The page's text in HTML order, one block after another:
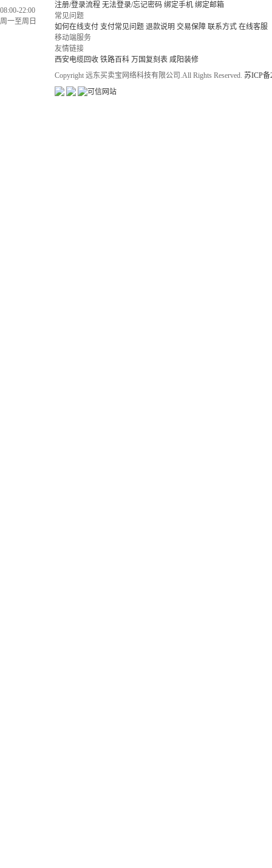
08:00-22:00
周一至周日
注册/登录流程 无法登录/忘记密码 绑定手机 绑定邮箱
常见问题
如何在线支付 支付常见问题 退款说明 交易保障 联系方式 在线客服
移动端服务
友情链接
西安电缆回收 铁路百科 万国复刻表 咸阳装修
Copyright 远东买卖宝网络科技有限公司.All Rights Reserved. 苏ICP备